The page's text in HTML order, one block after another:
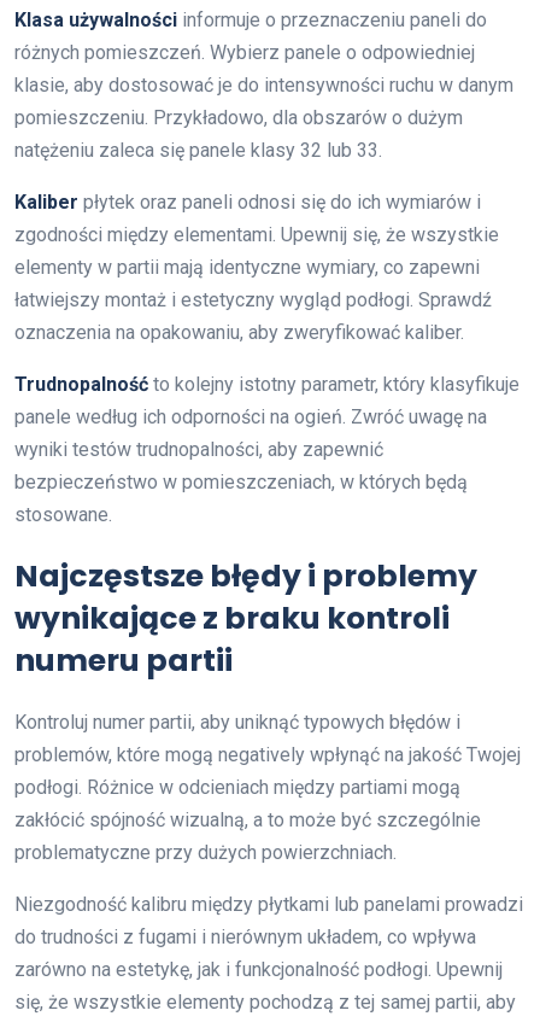
Klasa używalności informuje o przeznaczeniu paneli do
różnych pomieszczeń. Wybierz panele o odpowiedniej
klasie, aby dostosować je do intensywności ruchu w danym
pomieszczeniu. Przykładowo, dla obszarów o dużym
natężeniu zaleca się panele klasy 32 lub 33.
Kaliber płytek oraz paneli odnosi się do ich wymiarów i
zgodności między elementami. Upewnij się, że wszystkie
elementy w partii mają identyczne wymiary, co zapewni
łatwiejszy montaż i estetyczny wygląd podłogi. Sprawdź
oznaczenia na opakowaniu, aby zweryfikować kaliber.
Trudnopalność to kolejny istotny parametr, który klasyfikuje
panele według ich odporności na ogień. Zwróć uwagę na
wyniki testów trudnopalności, aby zapewnić
bezpieczeństwo w pomieszczeniach, w których będą
stosowane.
Najczęstsze błędy i problemy
wynikające z braku kontroli
numeru partii
Kontroluj numer partii, aby uniknąć typowych błędów i
problemów, które mogą negatively wpłynąć na jakość Twojej
podłogi. Różnice w odcieniach między partiami mogą
zakłócić spójność wizualną, a to może być szczególnie
problematyczne przy dużych powierzchniach.
Niezgodność kalibru między płytkami lub panelami prowadzi
do trudności z fugami i nierównym układem, co wpływa
zarówno na estetykę, jak i funkcjonalność podłogi. Upewnij
się, że wszystkie elementy pochodzą z tej samej partii, aby